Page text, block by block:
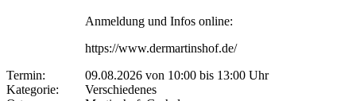
Anmeldung und Infos online:
https://www.dermartinshof.de/
Termin:
09.08.2026 von 10:00 bis 13:00 Uhr
Kategorie:
Verschiedenes